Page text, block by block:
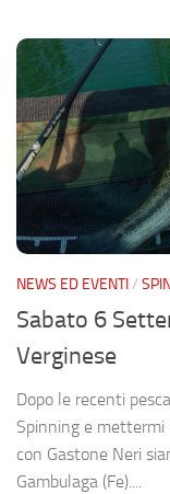
NEWS ED EVENTI/
Sabato 6
Verginese
Dopo le recenti
Spinning e
con Gastone Neri
Gambulaga (Fe)....